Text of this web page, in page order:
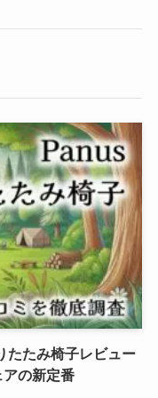
たたみ椅子レビュー
アの新定番